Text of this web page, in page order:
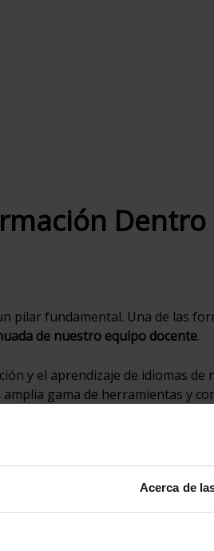
Acerca de
pilar fundamental. Una de las
de nuestro equipo docente.
y el aprendizaje de idiomas
gama de herramientas y
de la
colaboración entre
diversas con el fin de alcanzar
que nuestro personal docente